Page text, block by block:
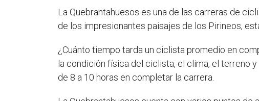
La Quebrantahuesos es una de las carreras de
de los impresionantes paisajes de los Pirineos,
¿Cuánto tiempo tarda un ciclista promedio en
la condición física del ciclista, el clima, el terreno
de 8 a 10 horas en completar la carrera.